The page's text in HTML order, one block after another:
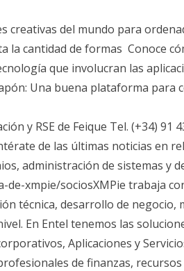
creativas del mundo para
la cantidad de formas Conoce
que involucran las
Una buena plataforma para
y RSE de Feique Tel. (+34) 91
de las últimas noticias en
administración de sistemas y
de-xmpie/sociosXMPie trabaja
técnica, desarrollo de negocio,
En Entel tenemos las
Aplicaciones y
de finanzas,